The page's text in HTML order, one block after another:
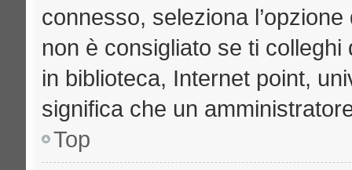
connesso, seleziona
non è consigliato se ti
in biblioteca, Internet point,
significa che un
Top